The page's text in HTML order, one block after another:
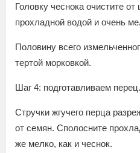
Головку чеснока очистите
прохладной водой и очень
Половину всего
тертой морковкой.
Шаг 4: подготавливаем перец.
Стручки жгучего перца
от семян. Сполосните
же мелко, как и чеснок.